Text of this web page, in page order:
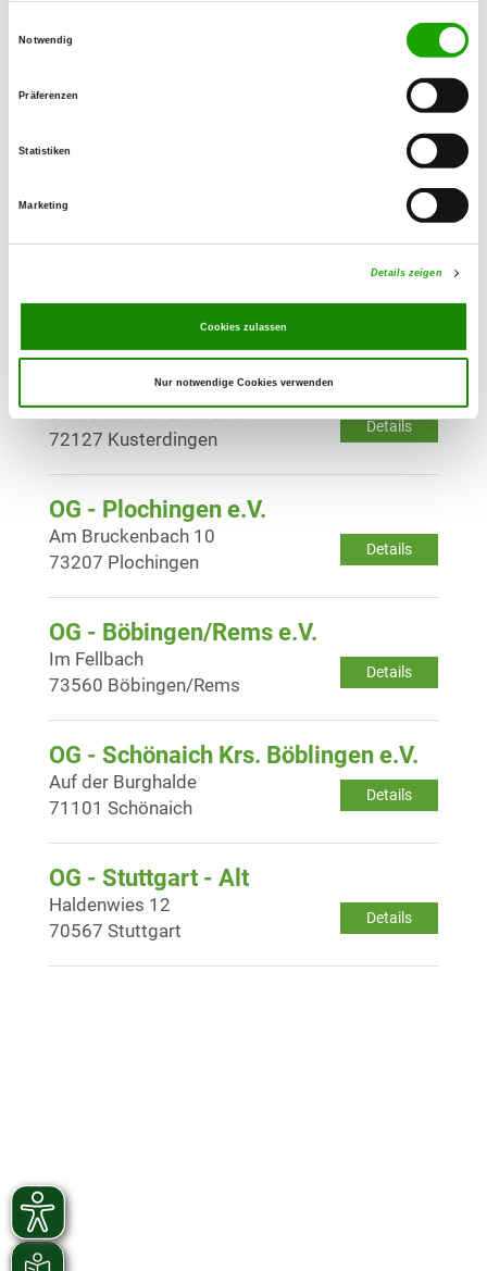
Notwendig
Präferenzen
Statistiken
Marketing
Details zeigen
Cookies zulassen
Nur notwendige Cookies verwenden
OG - Kirchheim/Teck-Jesingen e.V.
Details
Naberner Str.
OG - Köngen u. Umgeb. e.V.
Details
OG - Mähringen e.V.
Details
Ohmenhäuser Strasse 51
72127 Kusterdingen
OG - Plochingen e.V.
Details
Am Bruckenbach 10
73207 Plochingen
OG - Böbingen/Rems e.V.
Details
Im Fellbach
73560 Böbingen/Rems
OG - Schönaich Krs. Böblingen e.V.
Details
Auf der Burghalde
71101 Schönaich
OG - Stuttgart - Alt
Details
Haldenwies 12
70567 Stuttgart